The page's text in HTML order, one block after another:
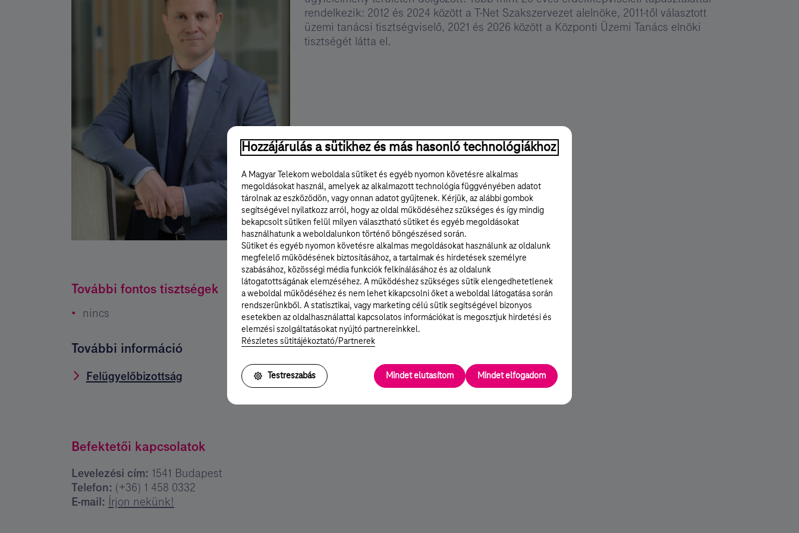
rendelkezik: 2012 és 2024 között a T-Net Szakszervezet alelnöke, 2011-től választott
üzemi tanácsi tisztségviselő, 2021 és 2026 között a Központi Üzemi Tanács elnöki
tisztségét látta el.
További fontos tisztségek
nincs
További információ
Felügyelőbizottság
Befektetői kapcsolatok
Levelezési cím: 1541 Budapest
Telefon: (+36) 1 458 0332
E-mail: Írjon nekünk!
Hozzájárulás a sütikhez és más hasonló technológiákhoz
A Magyar Telekom weboldala sütiket és egyéb nyomon követésre alkalmas
megoldásokat használ, amelyek az alkalmazott technológia függvényében adatot
tárolnak az eszközödön, vagy onnan adatot gyűjtenek. Kérjük, az alábbi gombok
segítségével nyilatkozz arról, hogy az oldal működéséhez szükséges és így mindig
bekapcsolt sütiken felül milyen választható sütiket és egyéb megoldásokat
használhatunk a weboldalunkon történő böngészésed során.
Sütiket és egyéb nyomon követésre alkalmas megoldásokat használunk az oldalunk
megfelelő működésének biztosításához, a tartalmak és hirdetések személyre
szabásához, közösségi média funkciók felkínálásához és az oldalunk
látogatottságának elemzéséhez. A működéshez szükséges sütik elengedhetetlenek
a weboldal működéséhez és nem lehet kikapcsolni őket a weboldal látogatása során
rendszerünkből. A statisztikai, vagy marketing célú sütik segítségével bizonyos
esetekben az oldalhasználattal kapcsolatos információkat is megosztjuk hirdetési és
elemzési szolgáltatásokat nyújtó partnereinkkel.
Részletes sütitájékoztató/Partnerek
Testreszabás Mindet elutasítom Mindet elfogadom